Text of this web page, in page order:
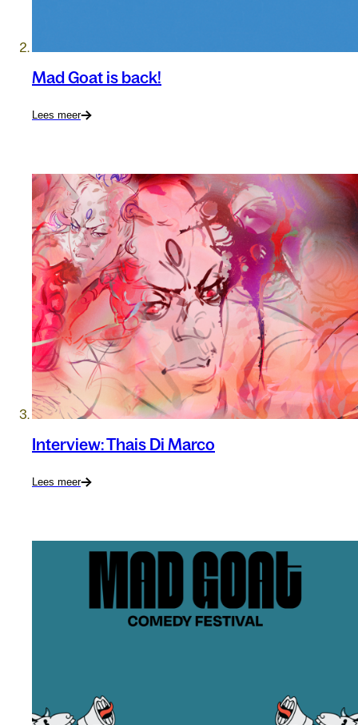
Mad Goat is back!
Lees meer
Interview: Thais Di Marco
Lees meer